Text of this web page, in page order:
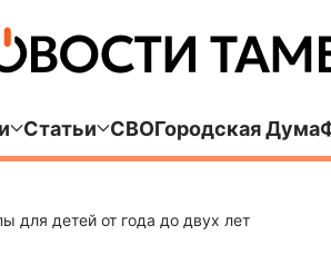
Статьи СВОГородская Дума
для детей от года до двух лет